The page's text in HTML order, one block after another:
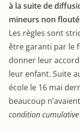
à la suite de
mineurs non
Les règles sont
être garanti par le
donner leur
leur enfant. Suite
école le 16 mai
beaucoup
condition cumulative